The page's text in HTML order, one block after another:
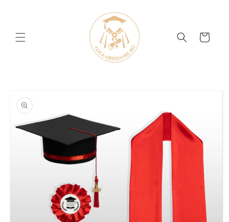
Coș
Salt la
informațiile
despre
produs